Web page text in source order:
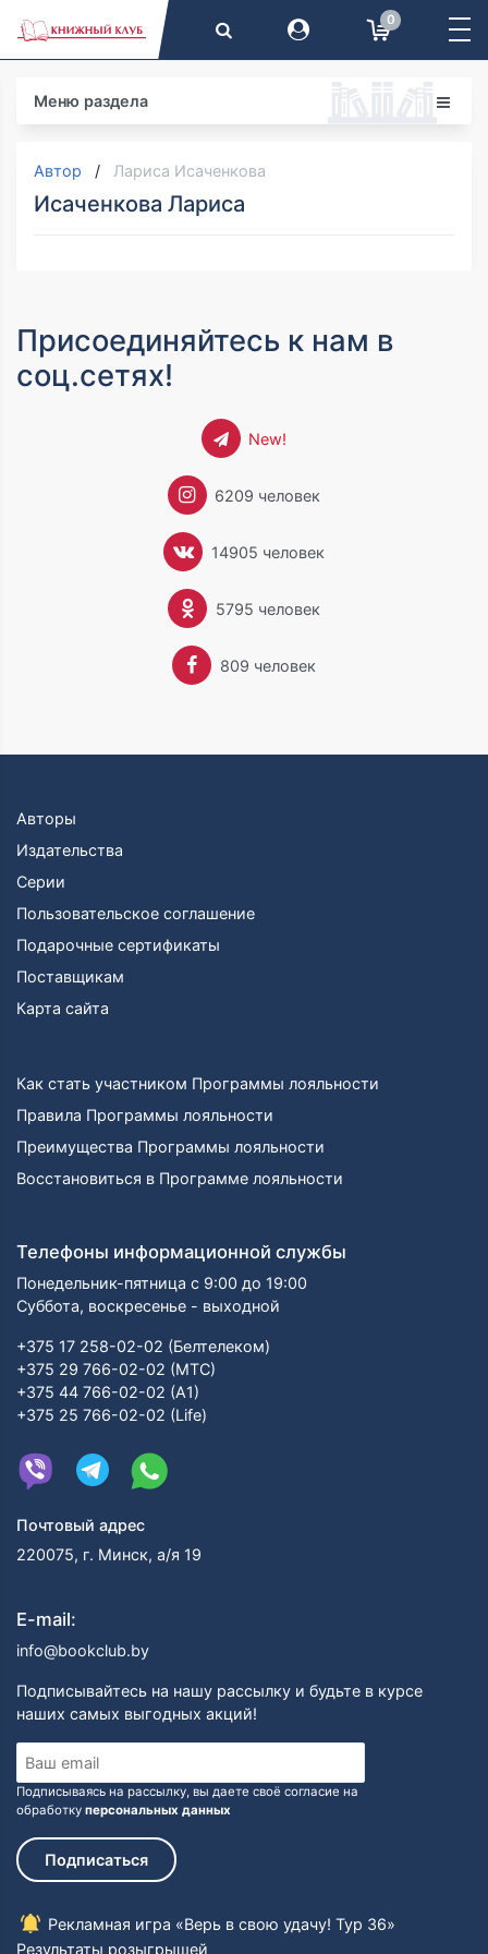
0
Меню раздела
Автор Лариса Исаченкова
Исаченкова Лариса
Присоединяйтесь к нам в
соц.сетях!
New!
6209 человек
14905 человек
5795 человек
809 человек
Авторы
Издательства
Серии
Пользовательское соглашение
Подарочные сертификаты
Поставщикам
Карта сайта
Как стать участником Программы лояльности
Правила Программы лояльности
Преимущества Программы лояльности
Восстановиться в Программе лояльности
Телефоны информационной службы
Понедельник-пятница с 9:00 до 19:00
Суббота, воскресенье - выходной
+375 17 258-02-02 (Белтелеком)
+375 29 766-02-02 (МТС)
+375 44 766-02-02 (А1)
+375 25 766-02-02 (Life)
Почтовый адрес
220075, г. Минск, а/я 19
E-mail:
info@bookclub.by
Подписывайтесь на нашу рассылку и будьте в курсе
наших самых выгодных акций!
Подписываясь на рассылку, вы даете своё согласие на
обработку персональных данных
Подписаться
Рекламная игра «Верь в свою удачу! Тур 36»
Результаты розыгрышей